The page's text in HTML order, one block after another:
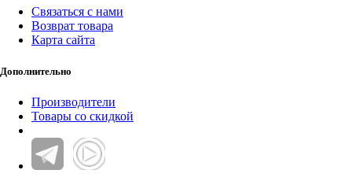
Связаться с нами
Возврат товара
Карта сайта
Дополнительно
Производители
Товары со скидкой